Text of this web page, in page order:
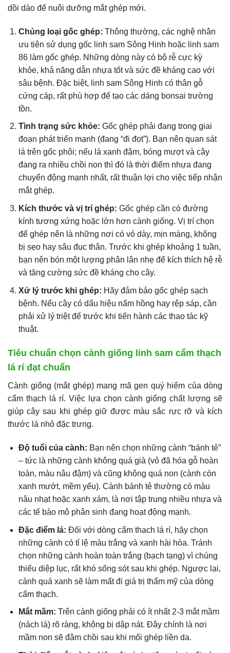
dồi dào để nuôi dưỡng mắt ghép mới.
Chủng loại gốc ghép: Thông thường, các nghệ nhân
ưu tiên sử dụng gốc linh sam Sông Hinh hoặc linh sam
86 làm gốc ghép. Những dòng này có bộ rễ cực kỳ
khỏe, khả năng dẫn nhựa tốt và sức đề kháng cao với
sâu bệnh. Đặc biệt, linh sam Sông Hinh có thân gỗ
cứng cáp, rất phù hợp để tạo các dáng bonsai trường
tồn.
Tình trạng sức khỏe: Gốc ghép phải đang trong giai
đoạn phát triển mạnh (đang “đi đọt”). Bạn nên quan sát
lá trên gốc phôi; nếu lá xanh đậm, bóng mượt và cây
đang ra nhiều chồi non thì đó là thời điểm nhựa đang
chuyển động mạnh nhất, rất thuận lợi cho việc tiếp nhận
mắt ghép.
Kích thước và vị trí ghép: Gốc ghép cần có đường
kính tương xứng hoặc lớn hơn cành giống. Vị trí chọn
để ghép nên là những nơi có vỏ dày, mịn màng, không
bị sẹo hay sâu đục thân. Trước khi ghép khoảng 1 tuần,
bạn nên bón một lượng phân lân nhẹ để kích thích hệ rễ
và tăng cường sức đề kháng cho cây.
Xử lý trước khi ghép: Hãy đảm bảo gốc ghép sạch
bệnh. Nếu cây có dấu hiệu nấm hồng hay rệp sáp, cần
phải xử lý triệt để trước khi tiến hành các thao tác kỹ
thuật.
Tiêu chuẩn chọn cành giống linh sam cẩm thạch
lá rí đạt chuẩn
Cành giống (mắt ghép) mang mã gen quý hiếm của dòng
cẩm thạch lá rí. Việc lựa chọn cành giống chất lượng sẽ
giúp cây sau khi ghép giữ được màu sắc rực rỡ và kích
thước lá nhỏ đặc trưng.
Độ tuổi của cành: Bạn nên chọn những cành “bánh tẻ”
– tức là những cành không quá già (vỏ đã hóa gỗ hoàn
toàn, màu nâu đậm) và cũng không quá non (cành còn
xanh mướt, mềm yếu). Cành bánh tẻ thường có màu
nâu nhạt hoặc xanh xám, là nơi tập trung nhiều nhựa và
các tế bào mô phân sinh đang hoạt động mạnh.
Đặc điểm lá: Đối với dòng cẩm thạch lá rí, hãy chọn
những cành có tỉ lệ màu trắng và xanh hài hòa. Tránh
chọn những cành hoàn toàn trắng (bạch tạng) vì chúng
thiếu diệp lục, rất khó sống sót sau khi ghép. Ngược lại,
cành quá xanh sẽ làm mất đi giá trị thẩm mỹ của dòng
cẩm thạch.
Mắt mầm: Trên cành giống phải có ít nhất 2-3 mắt mầm
(nách lá) rõ ràng, không bị dập nát. Đây chính là nơi
mầm non sẽ đâm chồi sau khi mối ghép liền da.